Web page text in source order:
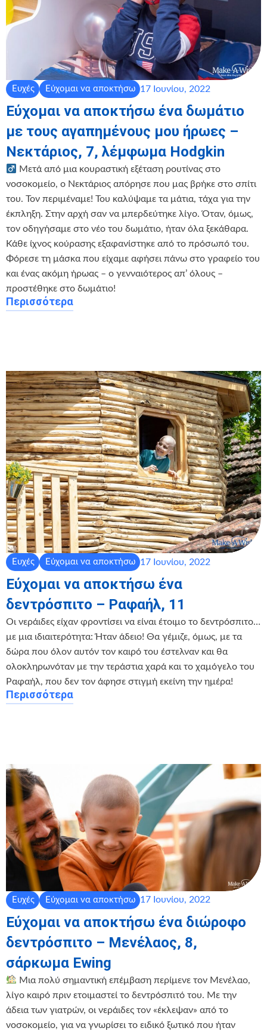
Ευχές Εύχομαι να αποκτήσω 17 Ιουνίου, 2022
Εύχομαι να αποκτήσω ένα δωμάτιο
με τους αγαπημένους μου ήρωες –
Νεκτάριος, 7, λέμφωμα Hodgkin
Μετά από μια κουραστική εξέταση ρουτίνας στο
νοσοκομείο, ο Νεκτάριος απόρησε που μας βρήκε στο σπίτι
του. Τον περιμέναμε! Του καλύψαμε τα μάτια, τάχα για την
έκπληξη. Στην αρχή σαν να μπερδεύτηκε λίγο. Όταν, όμως,
τον οδηγήσαμε στο νέο του δωμάτιο, ήταν όλα ξεκάθαρα.
Κάθε ίχνος κούρασης εξαφανίστηκε από το πρόσωπό του.
Φόρεσε τη μάσκα που είχαμε αφήσει πάνω στο γραφείο του
και ένας ακόμη ήρωας – ο γενναιότερος απ’ όλους –
προστέθηκε στο δωμάτιο!
Περισσότερα
Ευχές Εύχομαι να αποκτήσω 17 Ιουνίου, 2022
Εύχομαι να αποκτήσω ένα
δεντρόσπιτο – Ραφαήλ, 11
Οι νεράιδες είχαν φροντίσει να είναι έτοιμο το δεντρόσπιτο…
με μια ιδιαιτερότητα: Ήταν άδειο! Θα γέμιζε, όμως, με τα
δώρα που όλον αυτόν τον καιρό του έστελναν και θα
ολοκληρωνόταν με την τεράστια χαρά και το χαμόγελο του
Ραφαήλ, που δεν τον άφησε στιγμή εκείνη την ημέρα!
Περισσότερα
Ευχές Εύχομαι να αποκτήσω 17 Ιουνίου, 2022
Εύχομαι να αποκτήσω ένα διώροφο
δεντρόσπιτο – Μενέλαος, 8,
σάρκωμα Ewing
Μια πολύ σημαντική επέμβαση περίμενε τον Μενέλαο,
λίγο καιρό πριν ετοιμαστεί το δεντρόσπιτό του. Με την
άδεια των γιατρών, οι νεράιδες τον «έκλεψαν» από το
νοσοκομείο, για να γνωρίσει το ειδικό ξωτικό που ήταν